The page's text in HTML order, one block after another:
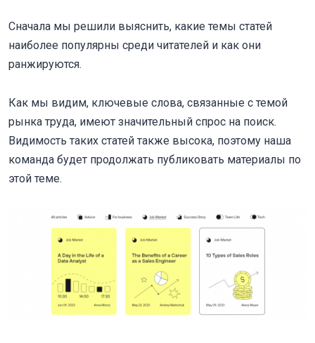
Сначала мы решили выяснить, какие темы статей
наиболее популярны среди читателей и как они
ранжируются.
Как мы видим, ключевые слова, связанные с темой
рынка труда, имеют значительный спрос на поиск.
Видимость таких статей также высока, поэтому наша
команда будет продолжать публиковать материалы по
этой теме.